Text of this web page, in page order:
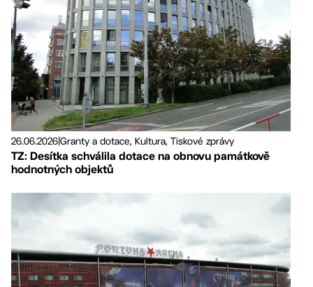
26.06.2026Granty a dotace, Kultura, Tiskové zprávy
TZ: Desítka schválila dotace na obnovu památkově
hodnotných objektů